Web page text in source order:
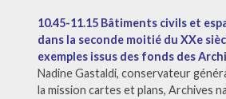
10.45-11.15 Bâtiments civils et
dans la seconde moitié du XXe
exemples issus des fonds des
Nadine Gastaldi, conservateur
la mission cartes et plans, Archives